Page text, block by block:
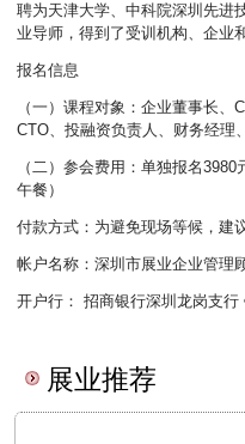
聘为天津大学、中科院深圳先进
业导师，得到了受训机构、企业
报名信息
（一）课程对象：企业董事长、
CTO、投融资负责人、财务经理
（二）参会费用：单独报名
午餐）
付款方式：为避免现场等候，建
帐户名称：深圳市展业企业管理
开户行： 招商银行深圳龙岗支行
展业推荐